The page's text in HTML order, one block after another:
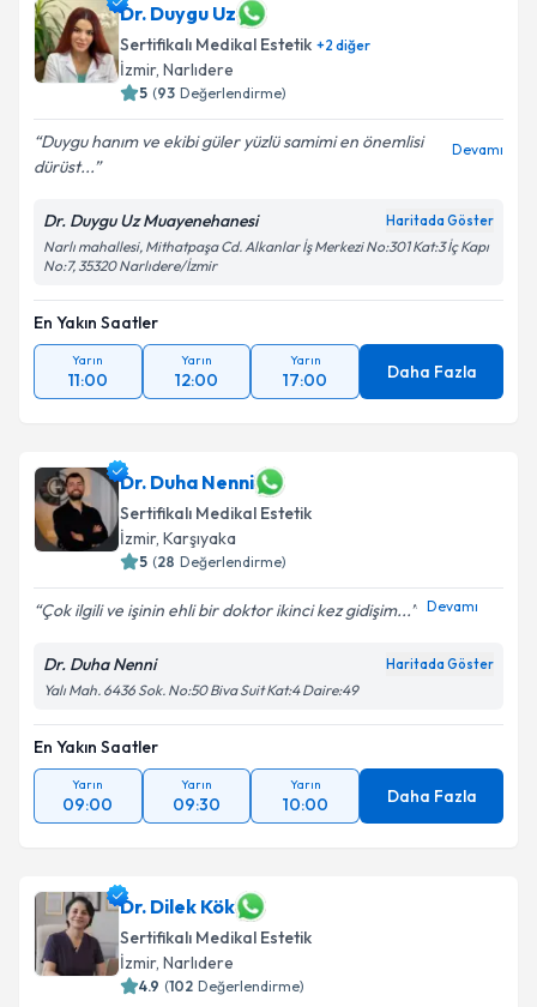
Dr. Duygu Uz
Sertifikalı Medikal Estetik +2 diğer
İzmir, Narlıdere
5 (93 Değerlendirme)
Duygu hanım ve ekibi güler yüzlü samimi en önemlisi
dürüst...
Devamı
Dr. Duygu Uz Muayenehanesi Haritada Göster
Narlı mahallesi, Mithatpaşa Cd. Alkanlar İş Merkezi No:301 Kat:3 İç Kapı
No:7, 35320 Narlıdere/İzmir
En Yakın Saatler
Yarın
11:00
Yarın
12:00
Yarın
17:00 Daha Fazla
Dr. Duha Nenni
Sertifikalı Medikal Estetik
İzmir, Karşıyaka
5 (28 Değerlendirme)
Çok ilgili ve işinin ehli bir doktor ikinci kez gidişim... Devamı
Dr. Duha Nenni Haritada Göster
Yalı Mah. 6436 Sok. No:50 Biva Suit Kat:4 Daire:49
En Yakın Saatler
Yarın
09:00
Yarın
09:30
Yarın
10:00 Daha Fazla
Dr. Dilek Kök
Sertifikalı Medikal Estetik
İzmir, Narlıdere
4.9 (102 Değerlendirme)